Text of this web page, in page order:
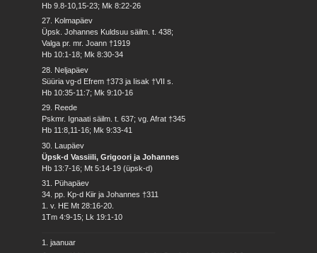
Hb 9.8-10,15-23; Mk 8:22-26
27. Kolmapäev
Üpsk. Johannes Kuldsuu säilm. t. 438;
Valga pr. mr. Joann †1919
Hb 10:1-18; Mk 8:30-34
28. Neljapäev
Süüria vg-d Efrem †373 ja Iisak †VII s.
Hb 10:35-11:7; Mk 9:10-16
29. Reede
Pskmr. Ignaati säilm. t. 637; vg. Afrat †345
Hb 11:8,11-16; Mk 9:33-41
30. Laupäev
Üpsk-d Vassiili, Grigoori ja Johannes
Hb 13:7-16; Mt 5:14-19 (üpsk-d)
31. Pühapäev
34. pp. Kp-d Kiir ja Johannes †311
1. v. HE Mt 28:16-20.
1Tm 4:9-15; Lk 19:1-10
1. jaanuar